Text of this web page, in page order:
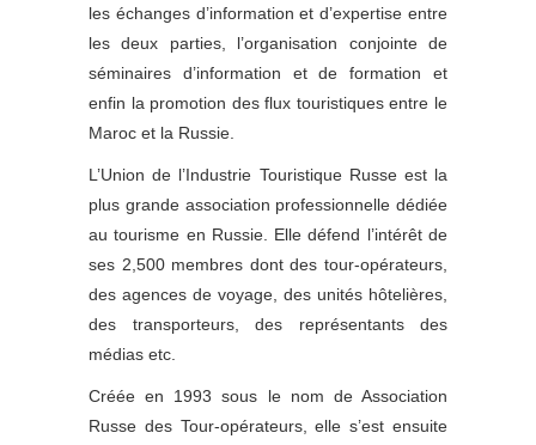
les échanges d’information et d’expertise entre
les deux parties, l’organisation conjointe de
séminaires d’information et de formation et
enfin la promotion des flux touristiques entre le
Maroc et la Russie.
L’Union de l’Industrie Touristique Russe est la
plus grande association professionnelle dédiée
au tourisme en Russie. Elle défend l’intérêt de
ses 2,500 membres dont des tour-opérateurs,
des agences de voyage, des unités hôtelières,
des transporteurs, des représentants des
médias etc.
Créée en 1993 sous le nom de Association
Russe des Tour-opérateurs, elle s’est ensuite